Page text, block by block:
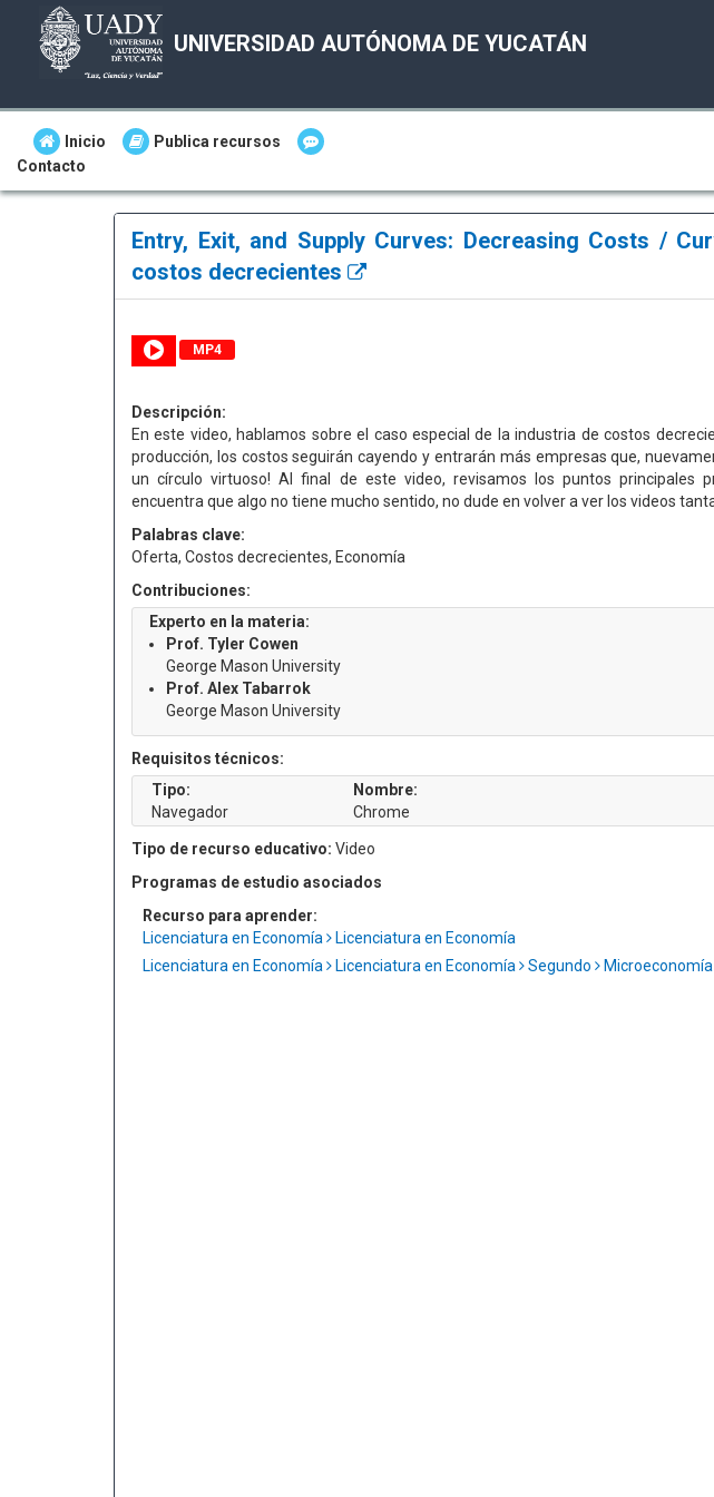
UNIVERSIDAD AUTÓNOMA DE YUCATÁN
Inicio
Publica recursos
Contacto
Entry, Exit, and Supply Curves: Decreasing Costs /
costos decrecientes
MP4
Descripción:
En este video, hablamos sobre el caso especial de la industria de costos
producción, los costos seguirán cayendo y entrarán más empresas que,
un círculo virtuoso! Al final de este video, revisamos los puntos principales
encuentra que algo no tiene mucho sentido, no dude en volver a ver los videos
Palabras clave:
Oferta, Costos decrecientes, Economía
Contribuciones:
Experto en la materia:
Prof. Tyler Cowen
George Mason University
Prof. Alex Tabarrok
George Mason University
Requisitos técnicos:
Tipo:
Navegador
Nombre:
Chrome
Tipo de recurso educativo: Video
Programas de estudio asociados
Recurso para aprender:
Licenciatura en Economía
Licenciatura en Economía
Licenciatura en Economía
Licenciatura en Economía Segundo Microeconomía I